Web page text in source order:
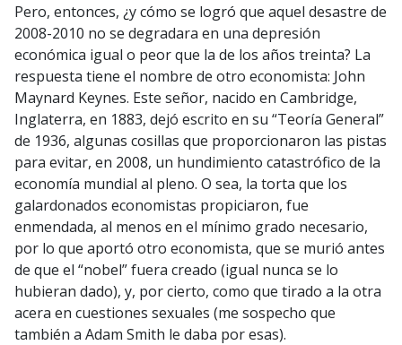
Pero, entonces, ¿y cómo se logró que aquel desastre de
2008-2010 no se degradara en una depresión
económica igual o peor que la de los años treinta? La
respuesta tiene el nombre de otro economista: John
Maynard Keynes. Este señor, nacido en Cambridge,
Inglaterra, en 1883, dejó escrito en su “Teoría General”
de 1936, algunas cosillas que proporcionaron las pistas
para evitar, en 2008, un hundimiento catastrófico de la
economía mundial al pleno. O sea, la torta que los
galardonados economistas propiciaron, fue
enmendada, al menos en el mínimo grado necesario,
por lo que aportó otro economista, que se murió antes
de que el “nobel” fuera creado (igual nunca se lo
hubieran dado), y, por cierto, como que tirado a la otra
acera en cuestiones sexuales (me sospecho que
también a Adam Smith le daba por esas).